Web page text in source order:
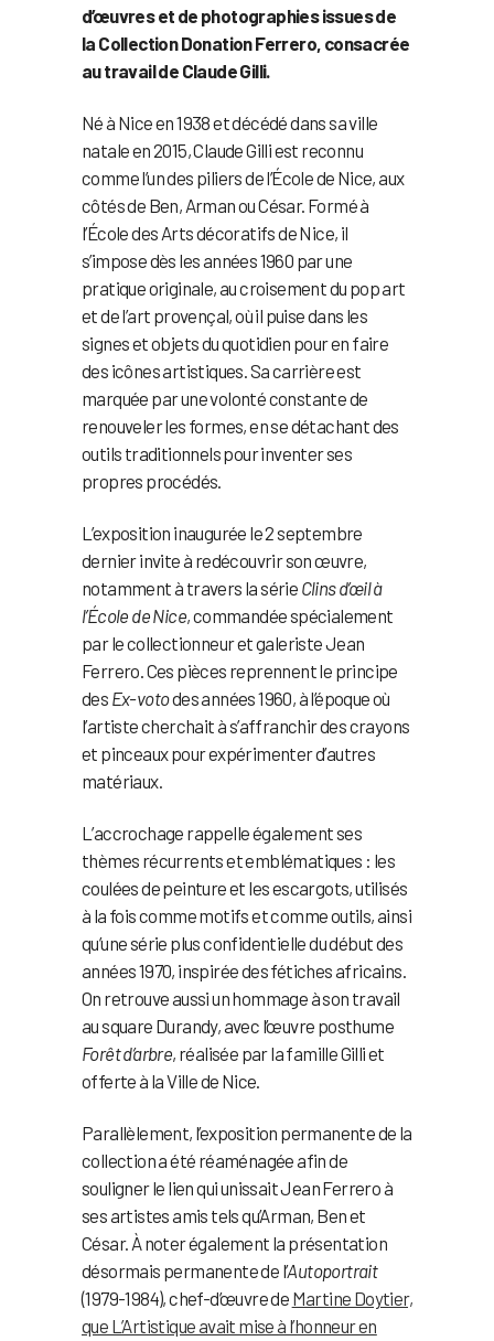
d’œuvres et de photographies issues de
la Collection Donation Ferrero, consacrée
au travail de Claude Gilli.
Né à Nice en 1938 et décédé dans sa ville
natale en 2015, Claude Gilli est reconnu
comme l’un des piliers de l’École de Nice, aux
côtés de Ben, Arman ou César. Formé à
l’École des Arts décoratifs de Nice, il
s’impose dès les années 1960 par une
pratique originale, au croisement du pop art
et de l’art provençal, où il puise dans les
signes et objets du quotidien pour en faire
des icônes artistiques. Sa carrière est
marquée par une volonté constante de
renouveler les formes, en se détachant des
outils traditionnels pour inventer ses
propres procédés.
L’exposition inaugurée le 2 septembre
dernier invite à redécouvrir son œuvre,
notamment à travers la série Clins d’œil à
l’École de Nice, commandée spécialement
par le collectionneur et galeriste Jean
Ferrero. Ces pièces reprennent le principe
des Ex-votodes années 1960, à l’époque où
l’artiste cherchait à s’affranchir des crayons
et pinceaux pour expérimenter d’autres
matériaux.
L’accrochage rappelle également ses
thèmes récurrents et emblématiques : les
coulées de peinture et les escargots, utilisés
à la fois comme motifs et comme outils, ainsi
qu’une série plus confidentielle du début des
années 1970, inspirée des fétiches africains.
On retrouve aussi un hommage à son travail
au square Durandy, avec l’œuvre posthume
Forêt d’arbre, réalisée par la famille Gilli et
offerte à la Ville de Nice.
Parallèlement, l’exposition permanente de la
collection a été réaménagée afin de
souligner le lien qui unissait Jean Ferrero à
ses artistes amis tels qu’Arman, Ben et
César. À noter également la présentation
désormais permanente de l’Autoportrait
(1979-1984), chef-d’œuvre de Martine Doytier,
que L’Artistique avait mise à l’honneur en